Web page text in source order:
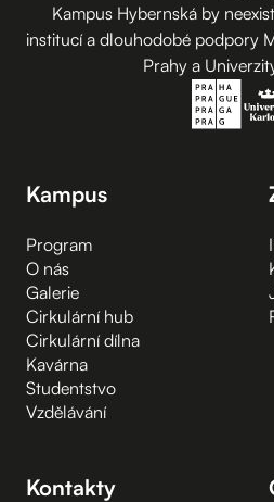
Kampus Hybernská by
institucí a dlouhodobé podpory
Prahy a
Kampus
Program
O nás
Galerie
Cirkulární hub
Cirkulární dílna
Kavárna
Studentstvo
Vzdělávání
Kontakty